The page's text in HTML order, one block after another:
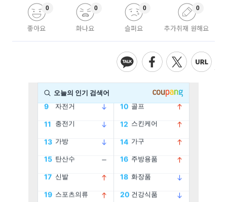
좋아요
0
화나요
0
슬퍼요
0
추가취재 원해요
0